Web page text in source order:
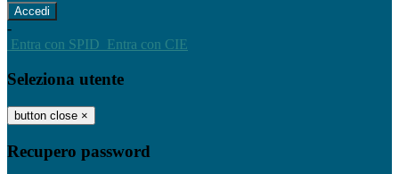
-
Entra con SPID Entra con CIE
Seleziona utente
button close ×
Recupero password